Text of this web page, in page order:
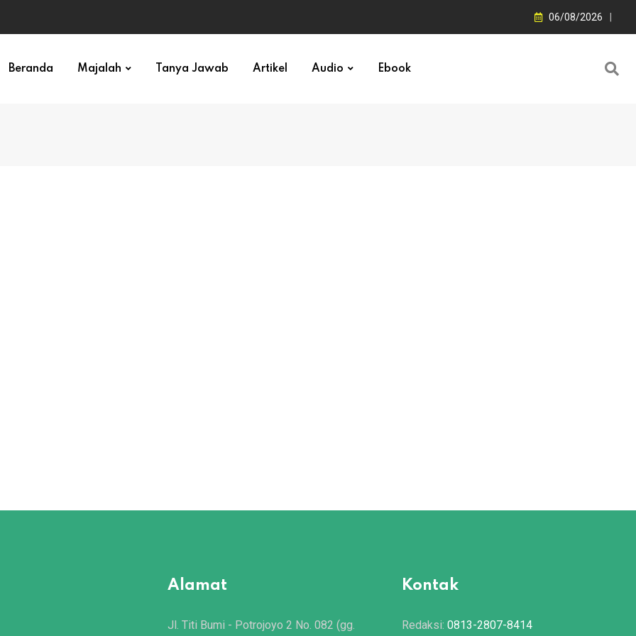
06/08/2026
Beranda Majalah Tanya Jawab Artikel Audio Ebook
Alamat
Jl. Titi Bumi - Potrojoyo 2 No. 082 (gg.
Kontak
Redaksi: 0813-2807-8414